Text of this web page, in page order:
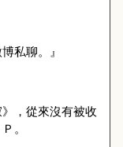
私聊。』
，從來沒有被收
。